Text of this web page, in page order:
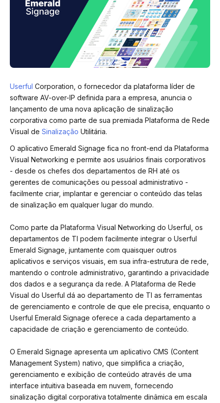
Userful Corporation, o fornecedor da plataforma líder de
software AV-over-IP definida para a empresa, anuncia o
lançamento de uma nova aplicação de sinalização
corporativa como parte de sua premiada Plataforma de Rede
Visual de Sinalização Utilitária.
O aplicativo Emerald Signage fica no front-end da Plataforma
Visual Networking e permite aos usuários finais corporativos
- desde os chefes dos departamentos de RH até os
gerentes de comunicações ou pessoal administrativo -
facilmente criar, implantar e gerenciar o conteúdo das telas
de sinalização em qualquer lugar do mundo.
Como parte da Plataforma Visual Networking do Userful, os
departamentos de TI podem facilmente integrar o Userful
Emerald Signage, juntamente com quaisquer outros
aplicativos e serviços visuais, em sua infra-estrutura de rede,
mantendo o controle administrativo, garantindo a privacidade
dos dados e a segurança da rede. A Plataforma de Rede
Visual do Userful dá ao departamento de TI as ferramentas
de gerenciamento e controle de que ele precisa, enquanto o
Userful Emerald Signage oferece a cada departamento a
capacidade de criação e gerenciamento de conteúdo.
O Emerald Signage apresenta um aplicativo CMS (Content
Management System) nativo, que simplifica a criação,
gerenciamento e exibição de conteúdo através de uma
interface intuitiva baseada em nuvem, fornecendo
sinalização digital corporativa totalmente dinâmica em escala